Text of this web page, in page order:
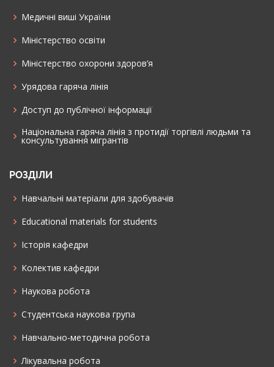
Медичні виші України
Міністерство освіти
Міністерство охорони здоров’я
Урядова гаряча лінія
Доступ до публічної інформації
Національна гаряча лінія з протидії торгівлі людьми та
консультування мiгрантiв
РОЗДІЛИ
Навчальні матеріали для здобувачів
Educational materials for students
Історія кафедри
Колектив кафедри
Наукова робота
Cтудентська наукова група
Навчально-методична робота
Лікувальна робота